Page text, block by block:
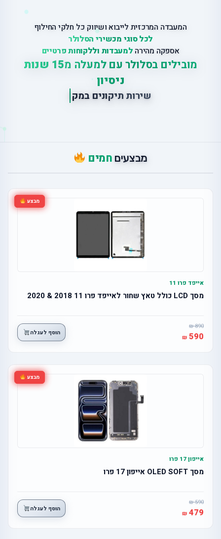
המעבדה המרכזית לייבוא ושיווק כל חלקי החילוף
לכל סוגי מכשירי הסלולר
אספקה מהירה למעבדות וללקוחות פרטיים
מובילים בסלולר עם למעלה מ
15 שנות
ניסיון
שירותתיקוניםבמקום
מבצעים חמים
מבצע
אייפד פרו 11
מסך LCD כולל טאץ שחור לאייפד פרו 11 2018 & 2020
890
590 הוסף לעגלה
מבצע
אייפון 17 פרו
מסך OLED SOFT אייפון 17 פרו
590
479 הוסף לעגלה